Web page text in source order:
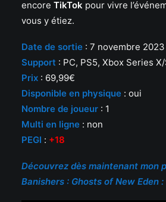
encore TikTok pour vivre
vous y étiez.
Date de sortie : 7 novembre 2023
Support : PC, PS5, Xbox Series X/
Prix : 69,99€
Disponible en physique : oui
Nombre de joueur : 1
Multi en ligne : non
PEGI : +18
Découvrez dès maintenant mon
Banishers : Ghosts of New Eden :